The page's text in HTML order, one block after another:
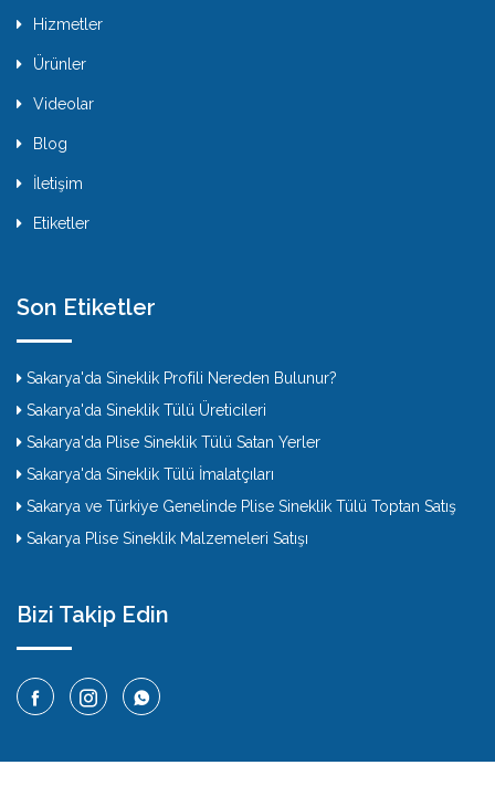
Hizmetler
Ürünler
Videolar
Blog
İletişim
Etiketler
Son Etiketler
Sakarya'da Sineklik Profili Nereden Bulunur?
Sakarya'da Sineklik Tülü Üreticileri
Sakarya'da Plise Sineklik Tülü Satan Yerler
Sakarya'da Sineklik Tülü İmalatçıları
Sakarya ve Türkiye Genelinde Plise Sineklik Tülü Toptan Satış
Sakarya Plise Sineklik Malzemeleri Satışı
Bizi Takip Edin